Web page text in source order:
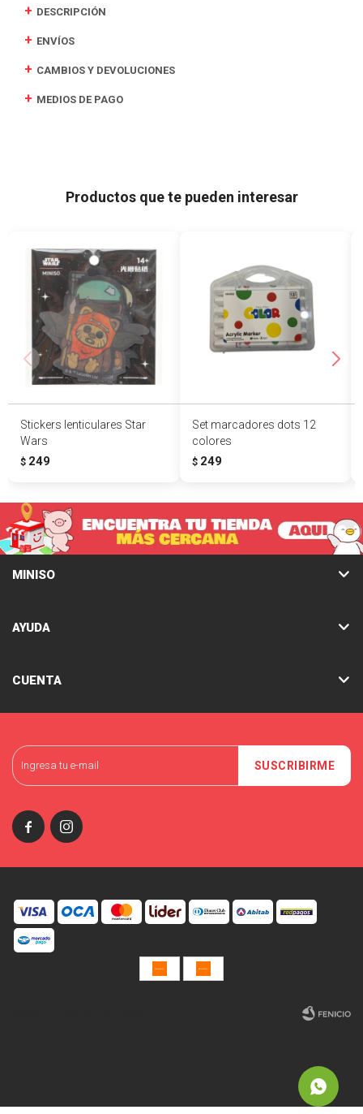
DESCRIPCIÓN
ENVÍOS
CAMBIOS Y DEVOLUCIONES
MEDIOS DE PAGO
Productos que te pueden interesar
Stickers lenticulares Star
Wars
$ 249
Set marcadores dots 12
colores
$ 249
SUSCRIBIRME
 
MINISO
AYUDA
CUENTA